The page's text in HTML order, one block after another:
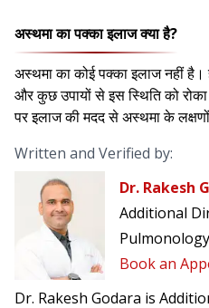
अस्थमा का पक्का इलाज क्या है?
अस्थमा का कोई पक्का इलाज नहीं है।
और कुछ उपायों से इस स्थिति को
पर इलाज की मदद से अस्थमा के
Written and Verified by:
Dr. Rakesh
Additional
Pulmonology
Book an
Dr. Rakesh Godara is